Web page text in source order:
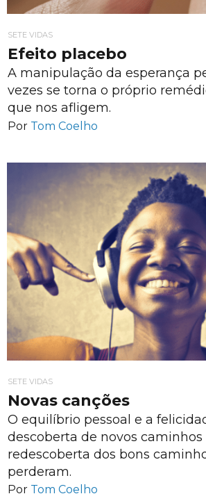
SETE VIDAS
Efeito placebo
A manipulação da esperança
vezes se torna o próprio
que nos afligem.
Por Tom Coelho
SETE VIDAS
Novas canções
O equilíbrio pessoal e a
descoberta de novos caminhos
redescoberta dos bons
perderam.
Por Tom Coelho